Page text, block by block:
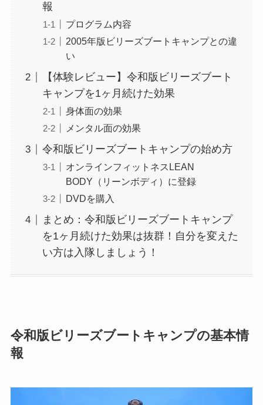
報
プログラム内容
2005年版ビリーズブートキャンプとの違
い
【体験レビュー】令和版ビリーズブート
キャンプを1ヶ月続けた効果
身体面の効果
メンタル面の効果
令和版ビリーズブートキャンプの始め方
オンラインフィットネスLEAN
BODY（リーンボディ）に登録
DVDを購入
まとめ：令和版ビリーズブートキャンプ
を1ヶ月続けた効果は抜群！自分を変えた
い方は入隊しましょう！
令和版ビリーズブートキャンプの基本情
報